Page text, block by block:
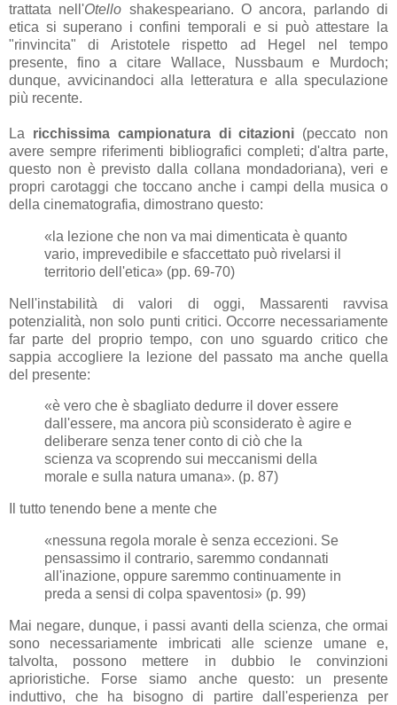
trattata nell'Otello shakespeariano. O ancora, parlando di
etica si superano i confini temporali e si può attestare la
"rinvincita" di Aristotele rispetto ad Hegel nel tempo
presente, fino a citare Wallace, Nussbaum e Murdoch;
dunque, avvicinandoci alla letteratura e alla speculazione
più recente.
La ricchissima campionatura di citazioni (peccato non
avere sempre riferimenti bibliografici completi; d'altra parte,
questo non è previsto dalla collana mondadoriana), veri e
propri carotaggi che toccano anche i campi della musica o
della cinematografia, dimostrano questo:
«la lezione che non va mai dimenticata è quanto
vario, imprevedibile e sfaccettato può rivelarsi il
territorio dell'etica» (pp. 69-70)
Nell'instabilità di valori di oggi, Massarenti ravvisa
potenzialità, non solo punti critici. Occorre necessariamente
far parte del proprio tempo, con uno sguardo critico che
sappia accogliere la lezione del passato ma anche quella
del presente:
«è vero che è sbagliato dedurre il dover essere
dall'essere, ma ancora più sconsiderato è agire e
deliberare senza tener conto di ciò che la
scienza va scoprendo sui meccanismi della
morale e sulla natura umana». (p. 87)
Il tutto tenendo bene a mente che
«nessuna regola morale è senza eccezioni. Se
pensassimo il contrario, saremmo condannati
all'inazione, oppure saremmo continuamente in
preda a sensi di colpa spaventosi» (p. 99)
Mai negare, dunque, i passi avanti della scienza, che ormai
sono necessariamente imbricati alle scienze umane e,
talvolta, possono mettere in dubbio le convinzioni
aprioristiche. Forse siamo anche questo: un presente
induttivo, che ha bisogno di partire dall'esperienza per